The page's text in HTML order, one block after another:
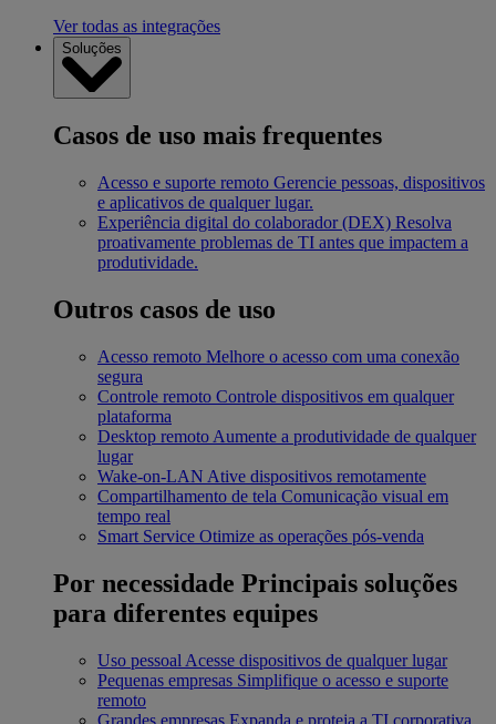
Ver todas as integrações
Soluções
Casos de uso mais frequentes
Acesso e suporte remoto Gerencie pessoas, dispositivos
e aplicativos de qualquer lugar.
Experiência digital do colaborador (DEX) Resolva
proativamente problemas de TI antes que impactem a
produtividade.
Outros casos de uso
Acesso remoto Melhore o acesso com uma conexão
segura
Controle remoto Controle dispositivos em qualquer
plataforma
Desktop remoto Aumente a produtividade de qualquer
lugar
Wake-on-LAN Ative dispositivos remotamente
Compartilhamento de tela Comunicação visual em
tempo real
Smart Service Otimize as operações pós-venda
Por necessidade Principais soluções
para diferentes equipes
Uso pessoal Acesse dispositivos de qualquer lugar
Pequenas empresas Simplifique o acesso e suporte
remoto
Grandes empresas Expanda e proteja a TI corporativa